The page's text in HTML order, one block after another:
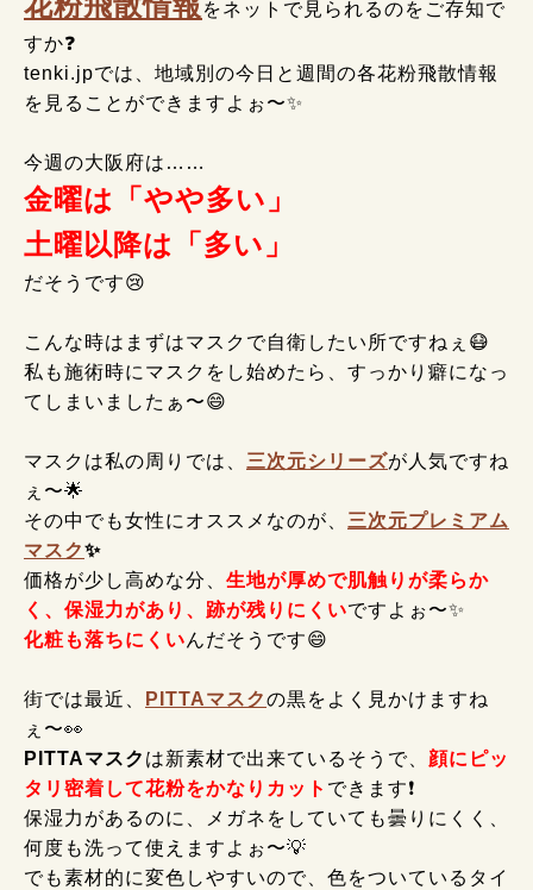
をネットで見られるのをご存知で
すか❓
tenki.jpでは、地域別の今日と週間の各花粉飛散情報
を見ることができますよぉ〜✨
今週の大阪府は……
金曜は「やや多い」
土曜以降は「多い」
だそうです😢
こんな時はまずはマスクで自衛したい所ですねぇ😷
私も施術時にマスクをし始めたら、すっかり癖になっ
てしまいましたぁ〜😄
マスクは私の周りでは、 三次元シリーズが人気ですね
ぇ〜🌟
その中でも女性にオススメなのが、 三次元プレミアム
マスク✨
価格が少し高めな分、 生地が厚めで肌触りが柔らか
く、保湿力があり、跡が残りにくいですよぉ〜✨
化粧も落ちにくいんだそうです😄
街では最近、 PITTAマスクの黒をよく見かけますね
ぇ〜👀
PITTAマスク は新素材で出来ているそうで、 顔にピッ
タリ密着して花粉をかなりカット できます❗
保湿力があるのに、メガネをしていても曇りにくく、
何度も洗って使えますよぉ〜💡
でも素材的に変色しやすいので、色をついているタイ